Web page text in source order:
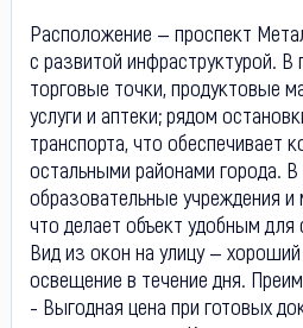
Расположение — проспект
с развитой инфраструктурой.
торговые точки, продуктовые
услуги и аптеки; рядом
транспорта, что обеспечивает
остальными районами города. В
образовательные учреждения
что делает объект удобным для
Вид из окон на улицу —
освещение в течение дня.
- Выгодная цена при готовых